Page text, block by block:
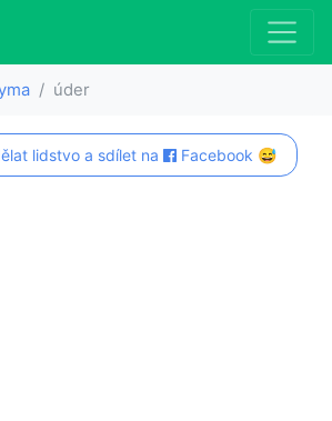
úder
lidstvo a sdílet na Facebook 😅